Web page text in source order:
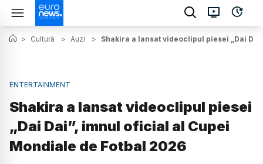
> Cultură > Auzi > Shakira a lansat videoclipul piesei „Dai
ENTERTAINMENT
Shakira a lansat videoclipul piesei
„Dai Dai”, imnul oficial al Cupei
Mondiale de Fotbal 2026